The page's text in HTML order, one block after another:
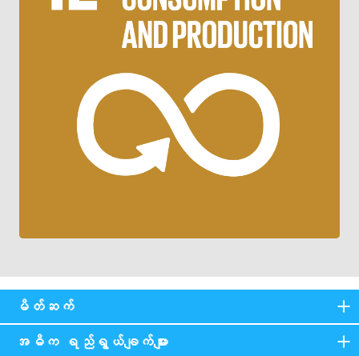
မိတ်ဆက်
အဓိက ရည်ရွယ်ချက်များ